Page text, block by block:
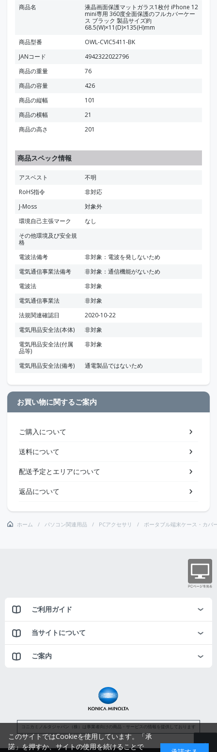
商品名
液晶画面保護マットガラス1枚付 iPhone 12
mini専用 360度全面保護のフルカバーケー
ス ブラック 製品サイズ約
68.5(W)×11(D)×135(H)mm
商品型番
OWL-CVIC5411-BK
JANコード
4942322022796
商品の重量
76
商品の容量
426
商品の縦幅
101
商品の横幅
21
商品の高さ
201
商品スペック情報
アスベスト
不明
RoHS指令
非対応
J-Moss
対象外
環境自己主張マーク
なし
その他環境及び安全規
格
電波法備考
非対象：電波を発しないため
電気通信事業法備考
非対象：通信機能がないため
電波法
非対象
電気通信事業法
非対象
法規関連確認日
2020-10-22
電気用品安全法(本体)
非対象
電気用品安全法(付属
品等)
非対象
電気用品安全法(備考) 通電製品ではないため
お買い物に関するご案内
ご購入について
送料について
配送予定とエリアについて
返品について
ホーム パソコン関連用品 PCアクセサリ ポータブル端末ケース・カバ
ご利用ガイド
当サイトについて
ご案内
コニカミノルタジャパン（株）は事業者向けの商品・サービスの情報を提供しております
このサイトではCookieを使用しています。「承
諾」を押すか、サイトの使用を続けることで